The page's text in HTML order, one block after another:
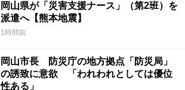
岡山県が「災害支援ナース」（第2班）を
派遣へ【熊本地震】
1時間前
岡山市長 防災庁の地方拠点「防災局」
の誘致に意欲 「われわれとしては優位
性ある」